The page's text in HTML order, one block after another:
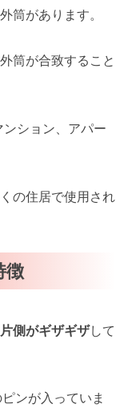
筒があります。
筒が合致すること
ション、アパー
の住居で使用され
徴
側がギザギザして
ンが入っていま